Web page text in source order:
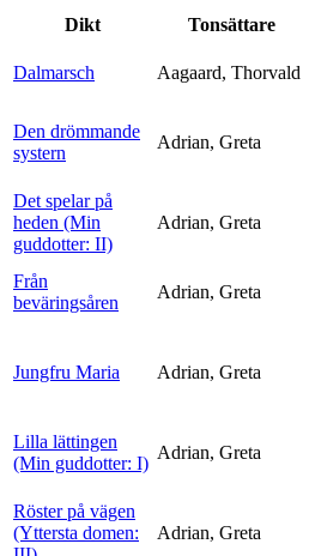
Dikt
Tonsättare
Dalmarsch
Aagaard, Thorvald
Den drömmande
systern
Adrian, Greta
Det spelar på
heden (Min
guddotter: II)
Adrian, Greta
Från
beväringsåren
Adrian, Greta
Jungfru Maria Adrian, Greta
Lilla lättingen
(Min guddotter: I)
Adrian, Greta
Röster på vägen
(Yttersta domen:
Adrian, Greta